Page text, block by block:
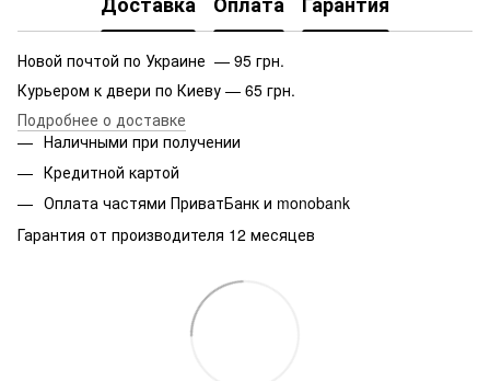
Новой почтой по Украине — 95 грн.
Курьером к двери по Киеву — 65 грн.
Подробнее о доставке
Наличными при получении
Кредитной картой
Оплата частями ПриватБанк и monobank
Гарантия от производителя 12 месяцев